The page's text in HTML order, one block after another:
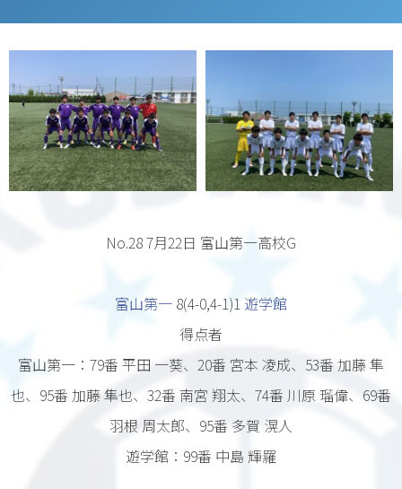
No.28 7月22日 富山第一高校G
富山第一 8(4-0,4-1)1 遊学館
得点者
富山第一：79番 平田 一葵、20番 宮本 凌成、53番 加藤 隼
也、95番 加藤 隼也、32番 南宮 翔太、74番 川原 瑠偉、69番
羽根 周太郎、95番 多賀 滉人
遊学館：99番 中島 輝羅